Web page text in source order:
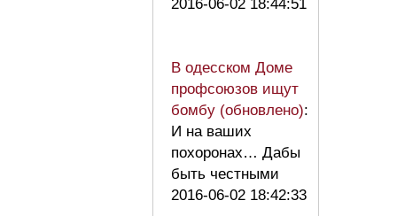
2016-06-02 18:44:51
В одесском Доме
профсоюзов ищут
бомбу (обновлено):
И на ваших
похоронах… Дабы
быть честными
2016-06-02 18:42:33